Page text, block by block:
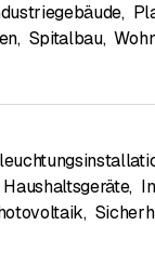
,
, Spitalbau,
Haushaltsgeräte,
,